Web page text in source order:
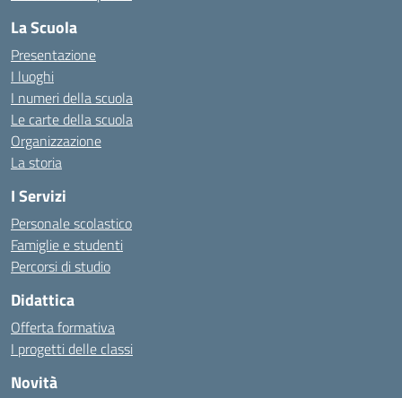
La Scuola
Presentazione
I luoghi
I numeri della scuola
Le carte della scuola
Organizzazione
La storia
I Servizi
Personale scolastico
Famiglie e studenti
Percorsi di studio
Didattica
Offerta formativa
I progetti delle classi
Novità